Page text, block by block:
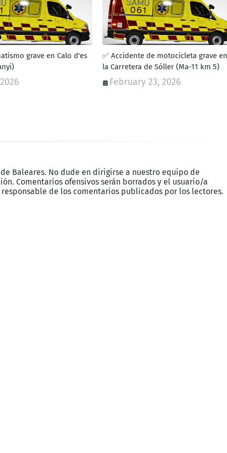
grave en Calo d'es
✅ Accidente de motocicleta grave en
la Carretera de Sóller (Ma-11 km 5)
February 23, 2026
Baleares. No dude en dirigirse a nuestro equipo de
Comentarios ofensivos serán borrados y el usuario/a
de los comentarios publicados por los lectores.